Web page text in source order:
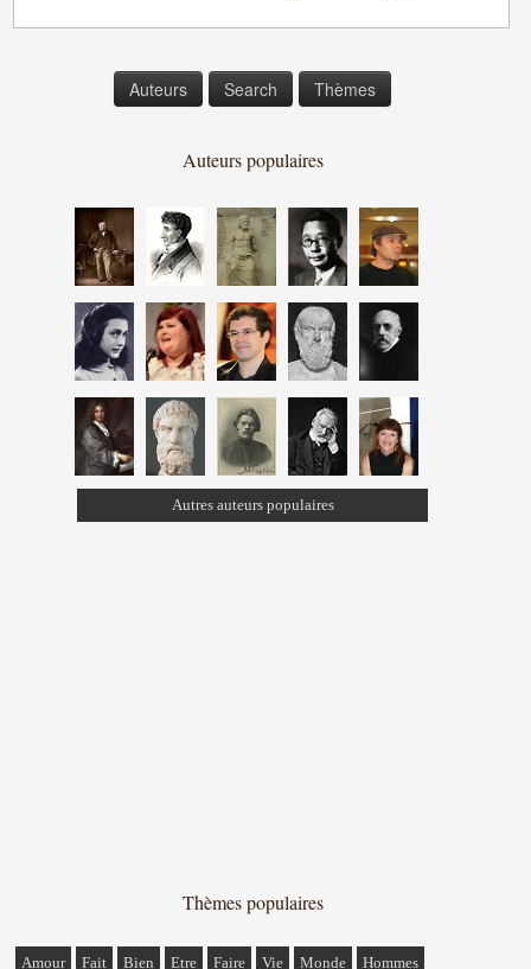
Auteurs Search Thèmes
Auteurs populaires
Autres auteurs populaires
Thèmes populaires
Amour Fait Bien Etre Faire Vie Monde Hommes